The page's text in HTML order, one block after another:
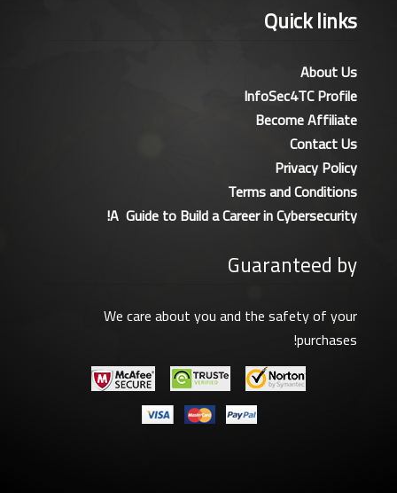
Quick links
About Us
InfoSec4TC Profile
Become Affiliate
Contact Us
Privacy Policy
Terms and Conditions
A Guide to Build a Career in Cybersecurity!
Guaranteed by
We care about you and the safety of your
purchases!